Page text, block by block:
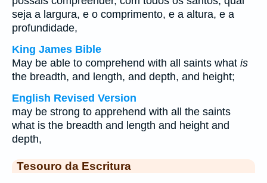
seja a largura, e o comprimento, e a altura, e a
profundidade,
King James Bible
May be able to comprehend with all saints what is
the breadth, and length, and depth, and height;
English Revised Version
may be strong to apprehend with all the saints
what is the breadth and length and height and
depth,
Tesouro da Escritura